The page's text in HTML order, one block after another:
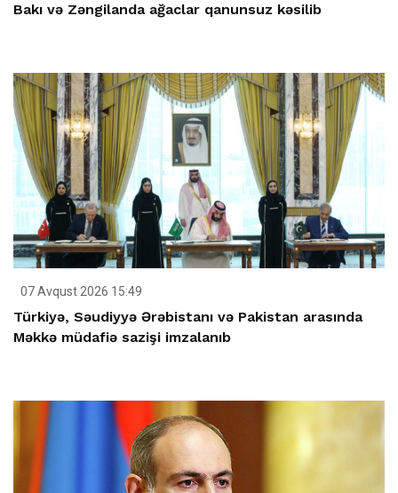
Bakı və Zəngilanda ağaclar qanunsuz kəsilib
07 Avqust 2026 15:49
Türkiyə, Səudiyyə Ərəbistanı və Pakistan arasında
Məkkə müdafiə sazişi imzalanıb